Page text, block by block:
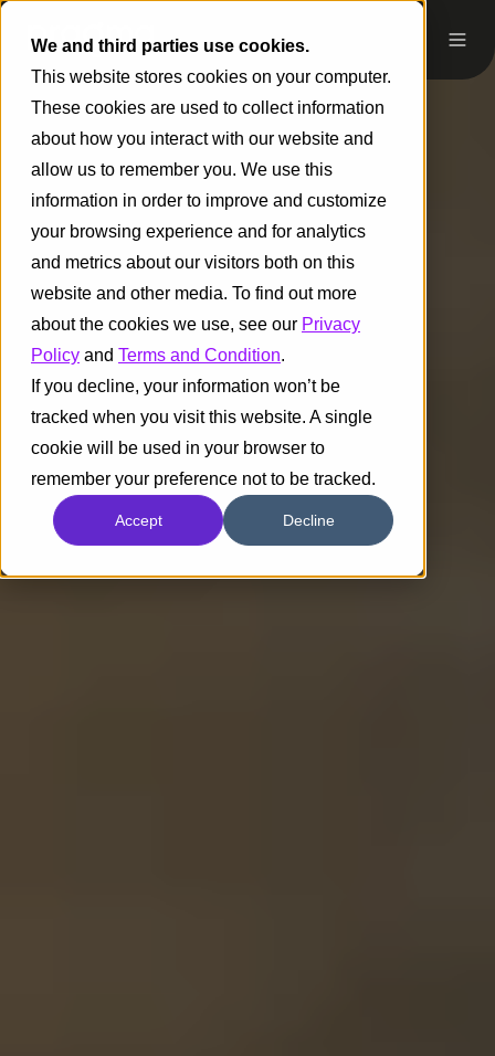
We and third parties use cookies.
This website stores cookies on your computer.
These cookies are used to collect information
about how you interact with our website and
allow us to remember you. We use this
information in order to improve and customize
your browsing experience and for analytics
and metrics about our visitors both on this
website and other media. To find out more
about the cookies we use, see our Privacy
Policy and Terms and Condition.
If you decline, your information won’t be
tracked when you visit this website. A single
cookie will be used in your browser to
remember your preference not to be tracked.
Accept Decline